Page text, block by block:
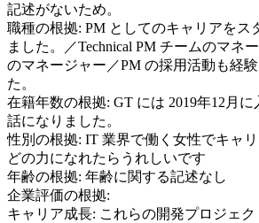
記述がないため。
職種の根拠: PM としてのキャリアをス
ました。／Technical PM チームのマネ
のマネージャー／PM の採用活動も経
た。
在籍年数の根拠: GT には 2019年12月
話になりました。
性別の根拠: IT 業界で働く女性でキャ
どの力になれたらうれしいです
年齢の根拠: 年齢に関する記述なし
企業評価の根拠:
キャリア成長: これらの開発プロジェク